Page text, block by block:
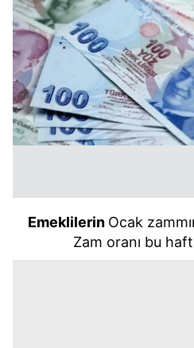
Emeklilerin Ocak
Zam oranı bu